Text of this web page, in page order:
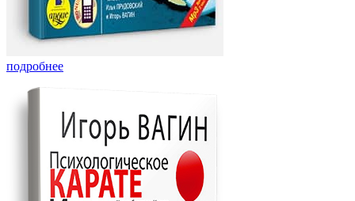
подробнее